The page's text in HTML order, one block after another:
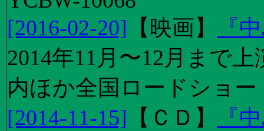
[2016-02-20] 【 映画】
『
2014年11月〜12月まで
内ほか全国ロードショー
[2014-11-15] 【 ＣＤ 】
『